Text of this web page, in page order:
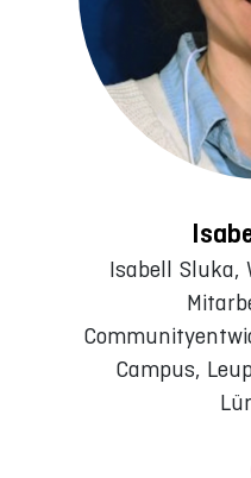
Isabell Sluka,
Campus,